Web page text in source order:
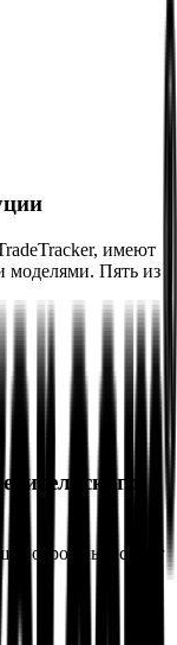
имеют
моделями. Пять из
огромный сдвиг